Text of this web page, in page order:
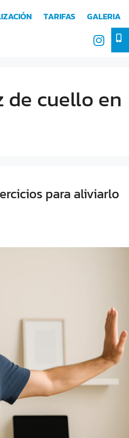
TARIFAS GALERIA
cuello en
para aliviarlo